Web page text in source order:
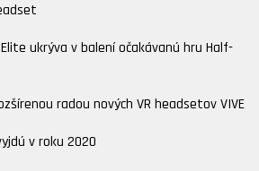
Elite ukrýva v balení očakávanú hru Half-
radou nových VR headsetov VIVE
v roku 2020